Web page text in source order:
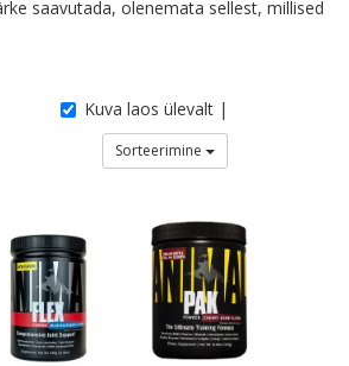
saavutada, olenemata sellest, millised
Kuva laos ülevalt |
Sorteerimine